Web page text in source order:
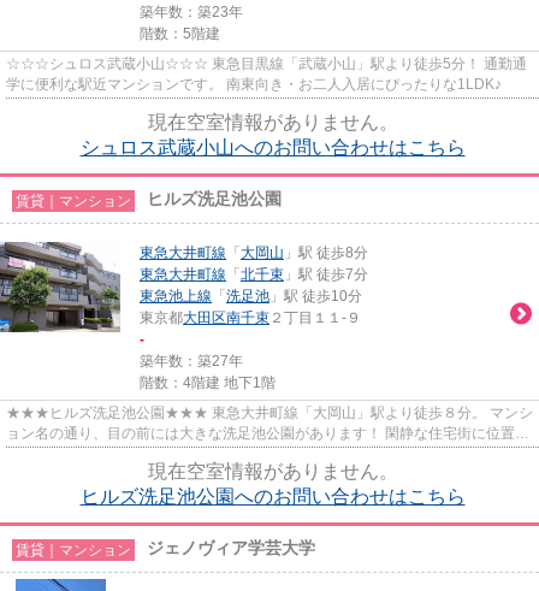
築年数：築23年
階数：5階建
☆☆☆シュロス武蔵小山☆☆☆ 東急目黒線「武蔵小山」駅より徒歩5分！ 通勤通
学に便利な駅近マンションです。 南東向き・お二人入居にぴったりな1LDK♪
現在空室情報がありません。
シュロス武蔵小山へのお問い合わせはこちら
賃貸｜マンション ヒルズ洗足池公園
東急大井町線 「 大岡山 」駅 徒歩8分
東急大井町線 「 北千束 」駅 徒歩7分
東急池上線 「 洗足池 」駅 徒歩10分
東京都大田区南千束 ２丁目１１-９
-
築年数：築27年
階数：4階建 地下1階
★★★ヒルズ洗足池公園★★★ 東急大井町線「大岡山」駅より徒歩８分。 マンシ
ョン名の通り、目の前には大きな洗足池公園があります！ 閑静な住宅街に位置。
現在空室情報がありません。
ヒルズ洗足池公園へのお問い合わせはこちら
賃貸｜マンション ジェノヴィア学芸大学